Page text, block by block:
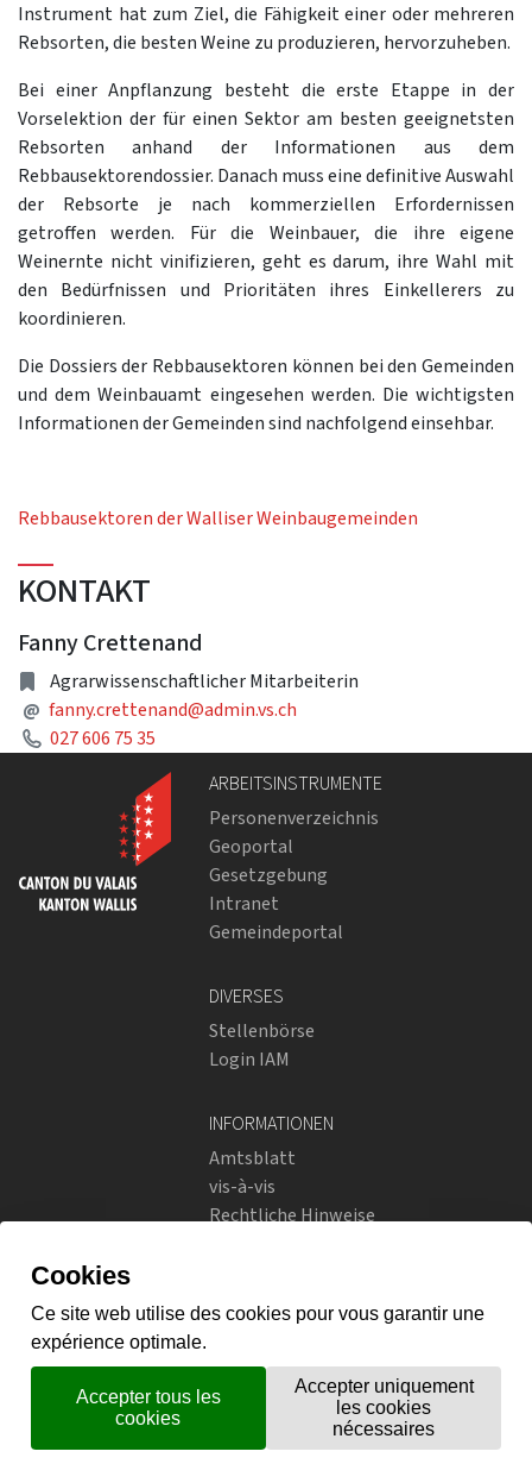
Instrument hat zum Ziel, die Fähigkeit einer oder mehreren
Rebsorten, die besten Weine zu produzieren, hervorzuheben.
Bei einer Anpflanzung besteht die erste Etappe in der
Vorselektion der für einen Sektor am besten geeignetsten
Rebsorten anhand der Informationen aus dem
Rebbausektorendossier. Danach muss eine definitive Auswahl
der Rebsorte je nach kommerziellen Erfordernissen
getroffen werden. Für die Weinbauer, die ihre eigene
Weinernte nicht vinifizieren, geht es darum, ihre Wahl mit
den Bedürfnissen und Prioritäten ihres Einkellerers zu
koordinieren.
Die Dossiers der Rebbausektoren können bei den Gemeinden
und dem Weinbauamt eingesehen werden. Die wichtigsten
Informationen der Gemeinden sind nachfolgend einsehbar.
Rebbausektoren der Walliser Weinbaugemeinden
KONTAKT
Fanny Crettenand
Adresse
Agrarwissenschaftlicher Mitarbeiterin
@ E-Mail Adresse
fanny.crettenand@admin.vs.ch
Telefon
027 606 75 35
ARBEITSINSTRUMENTE
Personenverzeichnis
Geoportal
Gesetzgebung
Intranet
Gemeindeportal
DIVERSES
Stellenbörse
Login IAM
INFORMATIONEN
Amtsblatt
vis-à-vis
Rechtliche Hinweise
Instagram
flickr